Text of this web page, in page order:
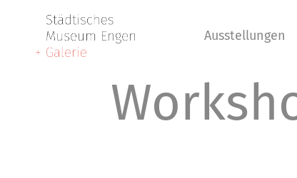
Ausstellungen